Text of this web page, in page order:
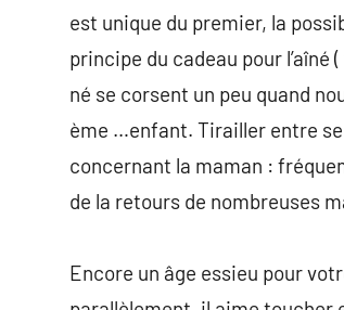
est unique du premier, la
principe du cadeau pour l’aîné
né se corsent un peu quand
ème …enfant. Tirailler entre
concernant la maman :
de la retours de nombreuses
Encore un âge essieu pour